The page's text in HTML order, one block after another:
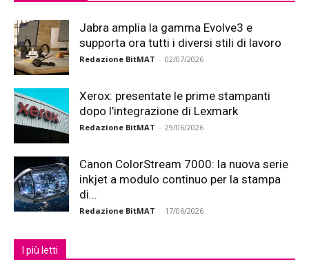
Jabra amplia la gamma Evolve3 e
supporta ora tutti i diversi stili di lavoro
Redazione BitMAT - 02/07/2026
Xerox: presentate le prime stampanti
dopo l’integrazione di Lexmark
Redazione BitMAT - 29/06/2026
Canon ColorStream 7000: la nuova serie
inkjet a modulo continuo per la stampa
di...
Redazione BitMAT - 17/06/2026
I più letti